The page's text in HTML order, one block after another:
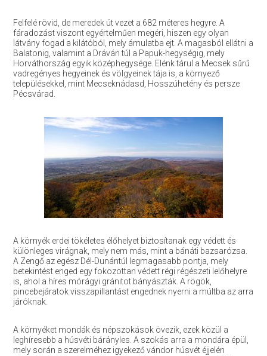
Felfelé rövid, de meredek út vezet a 682 méteres hegyre. A
fáradozást viszont egyértelműen megéri, hiszen egy olyan
látvány fogad a kilátóból, mely ámulatba ejt. A magasból ellátni a
Balatonig, valamint a Dráván túl a Papuk-hegységig, mely
Horváthország egyik középhegysége. Elénk tárul a Mecsek sűrű
vadregényes hegyeinek és völgyeinek tája is, a környező
településekkel, mint Mecseknádasd, Hosszúhetény és persze
Pécsvárad.
A környék erdei tökéletes élőhelyet biztosítanak egy védett és
különleges virágnak, mely nem más, mint a bánáti bazsarózsa.
A Zengő az egész Dél-Dunántúl legmagasabb pontja, mely
betekintést enged egy fokozottan védett régi régészeti lelőhelyre
is, ahol a híres mórágyi gránitot bányászták. A rögök,
pincebejáratok visszapillantást engednek nyerni a múltba az arra
járóknak.
A környéket mondák és népszokások övezik, ezek közül a
leghíresebb a húsvéti bárányles. A szokás arra a mondára épül,
mely során a szerelméhez igyekező vándor húsvét éjjelén